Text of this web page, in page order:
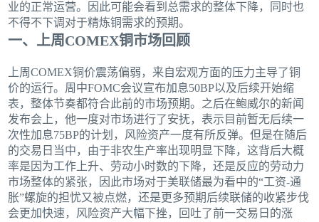
业的正常运营。因此可能会看到总需求的整体下降，同时也
不得不下调对于精炼铜需求的预期。
一、上周COMEX铜市场回顾
上周COMEX铜价震荡偏弱，来自宏观方面的压力主导了铜
价的运行。周中FOMC会议宣布加息50BP以及后续开始缩
表，整体节奏都符合此前的市场预期。之后在鲍威尔的新闻
发布会上，他一度对市场进行了安抚，表示目前暂无后续一
次性加息75BP的计划，风险资产一度有所反弹。但是在随后
的交易日当中，由于非农生产率出现明显下降，这背后大概
率是因为工作上升、劳动小时数的下降，还是反应的劳动力
市场整体的紧张，因此市场对于美联储最为看中的“工资-通
胀”螺旋的担忧又被点燃，还是更多预期后续联储的收紧步伐
会更加快速，风险资产大幅下挫，回吐了前一交易日的涨